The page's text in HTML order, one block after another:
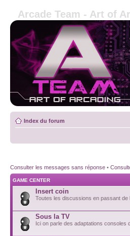
Arcade Team - Art of
Index du forum
Consulter les messages sans réponse •
GAME CENTER
Insert coin
Toutes les discussions en passant
Sous la TV
Ici on parle des adaptations consoles